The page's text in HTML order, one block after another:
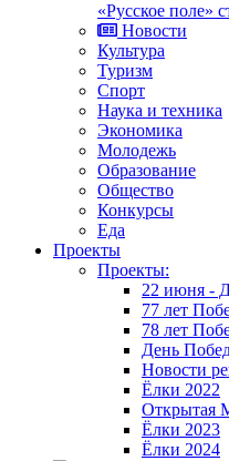
«Русское поле»
Новости
Культура
Туризм
Спорт
Наука и техника
Экономика
Молодежь
Образование
Общество
Конкурсы
Еда
Проекты
Проекты:
22 июня -
77 лет
78 лет
День
Новости
Ёлки 2022
Открытая
Ёлки 2023
Ёлки 2024